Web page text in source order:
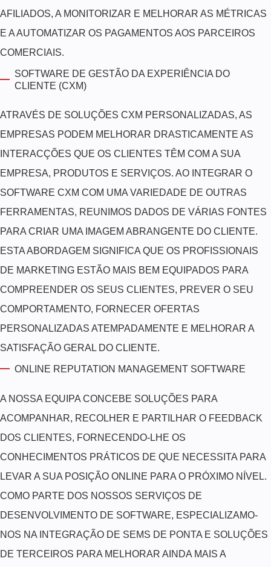
AFILIADOS, A MONITORIZAR E MELHORAR AS MÉTRICAS
E A AUTOMATIZAR OS PAGAMENTOS AOS PARCEIROS
COMERCIAIS.
SOFTWARE DE GESTÃO DA EXPERIÊNCIA DO
CLIENTE (CXM)
ATRAVÉS DE SOLUÇÕES CXM PERSONALIZADAS, AS
EMPRESAS PODEM MELHORAR DRASTICAMENTE AS
INTERACÇÕES QUE OS CLIENTES TÊM COM A SUA
EMPRESA, PRODUTOS E SERVIÇOS. AO INTEGRAR O
SOFTWARE CXM COM UMA VARIEDADE DE OUTRAS
FERRAMENTAS, REUNIMOS DADOS DE VÁRIAS FONTES
PARA CRIAR UMA IMAGEM ABRANGENTE DO CLIENTE.
ESTA ABORDAGEM SIGNIFICA QUE OS PROFISSIONAIS
DE MARKETING ESTÃO MAIS BEM EQUIPADOS PARA
COMPREENDER OS SEUS CLIENTES, PREVER O SEU
COMPORTAMENTO, FORNECER OFERTAS
PERSONALIZADAS ATEMPADAMENTE E MELHORAR A
SATISFAÇÃO GERAL DO CLIENTE.
ONLINE REPUTATION MANAGEMENT SOFTWARE
A NOSSA EQUIPA CONCEBE SOLUÇÕES PARA
ACOMPANHAR, RECOLHER E PARTILHAR O FEEDBACK
DOS CLIENTES, FORNECENDO-LHE OS
CONHECIMENTOS PRÁTICOS DE QUE NECESSITA PARA
LEVAR A SUA POSIÇÃO ONLINE PARA O PRÓXIMO NÍVEL.
COMO PARTE DOS NOSSOS SERVIÇOS DE
DESENVOLVIMENTO DE SOFTWARE, ESPECIALIZAMO-
NOS NA INTEGRAÇÃO DE SEMS DE PONTA E SOLUÇÕES
DE TERCEIROS PARA MELHORAR AINDA MAIS A